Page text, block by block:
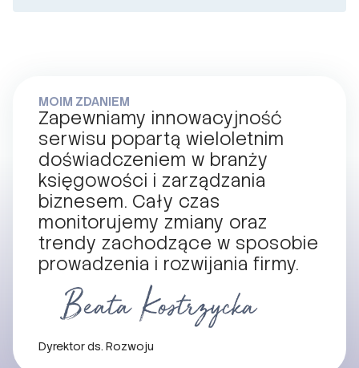
MOIM ZDANIEM
Zapewniamy innowacyjność
serwisu popartą wieloletnim
doświadczeniem w branży
księgowości i zarządzania
biznesem. Cały czas
monitorujemy zmiany oraz
trendy zachodzące w sposobie
prowadzenia i rozwijania firmy.
Dyrektor ds. Rozwoju